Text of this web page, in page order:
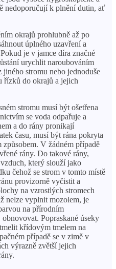
nedoporučují k plnění dutin, ať
okrajů prohlubně až po
úplného uzavření a
je v jamce díra značné
urychlit naroubováním
stromu nebo jednoduše
řízků do okrajů a jejich
stromu musí být ošetřena
se voda odpařuje a
a do rány pronikají
času, musí být rána pokryta
způsobem. V žádném případě
rány. Do takové rány,
který slouží jako
čehož se strom v tomto místě
provizorně vyčistit a
na vzrostlých stromech
nelze vyplnit mozolem, je
na přírodním
Popraskané úseky
křídovým tmelem na
případě se v zimě v
výrazně zvětší jejich